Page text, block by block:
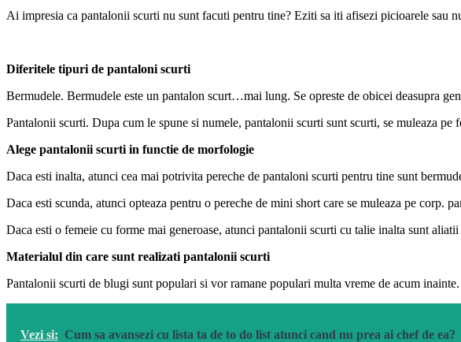
Ai impresia ca pantalonii scurti nu sunt facuti pentru tine? Eziti sa iti afisezi picioarele sau
Diferitele tipuri de pantaloni scurti
Bermudele. Bermudele este un pantalon scurt…mai lung. Se opreste de obicei deasupra
Pantalonii scurti. Dupa cum le spune si numele, pantalonii scurti sunt scurti, se muleaza
Alege pantalonii scurti in functie de morfologie
Daca esti inalta, atunci cea mai potrivita pereche de pantaloni scurti pentru tine sunt
Daca esti scunda, atunci opteaza pentru o pereche de mini short care se muleaza pe corp.
Daca esti o femeie cu forme mai generoase, atunci pantalonii scurti cu talie inalta sunt
Materialul din care sunt realizati pantalonii scurti
Pantalonii scurti de blugi sunt populari si vor ramane populari multa vreme de acum
Vezi si: Cum sa avansezi cu lista ta de to do list atunci cand nu prea ai chef de ea?